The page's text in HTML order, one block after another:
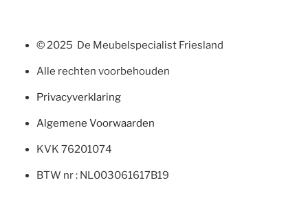
© 2025 De Meubelspecialist Friesland
Alle rechten voorbehouden
Privacyverklaring
Algemene Voorwaarden
KVK 76201074
BTW nr : NL003061617B19